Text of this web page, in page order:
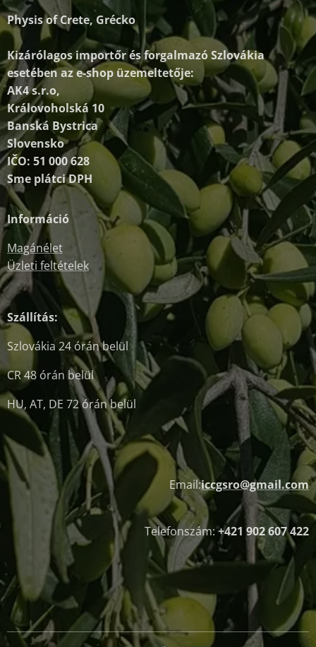
Physis of Crete, Grécko
Kizárólagos importőr és forgalmazóSzlovákia
esetében az e-shop üzemeltetője:
AK4 s.r.o,
Královoholská 10
Banská Bystrica
Slovensko
IČO: 51 000 628
Sme plátci DPH
Információ
Magánélet
Üzleti feltételek
Szállítás:
Szlovákia 24 órán belül
CR 48 órán belül
HU, AT, DE 72 órán belül
Email:iccgsro@gmail.com
Telefonszám:+421 902 607 422